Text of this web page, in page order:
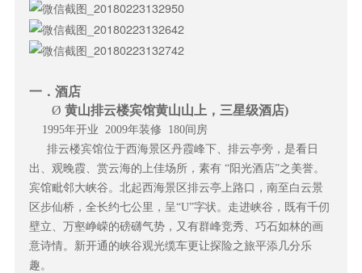
一． 酒店
Ø 黄山排云楼宾馆黄山山上，三星级酒店)
1995年开业 2009年装修 180间房
排云楼宾馆位于西海景区丹霞峰下、排云亭旁，是看日
出、观晚霞、赏云海的上佳场所，素有 “阳光酒店”之美誉。
宾馆毗邻大峡谷。北起西海景区排云亭上路口，南至白云景
区步仙桥，全长约七公里，呈“U”字状。走进峡谷，既有千仞
壁立、万壑峥嵘的磅礴气势，又有群峰竞秀、巧石如林的画
意诗情。新开通的峡谷观光缆车更让探险之旅平添几分乐
趣。